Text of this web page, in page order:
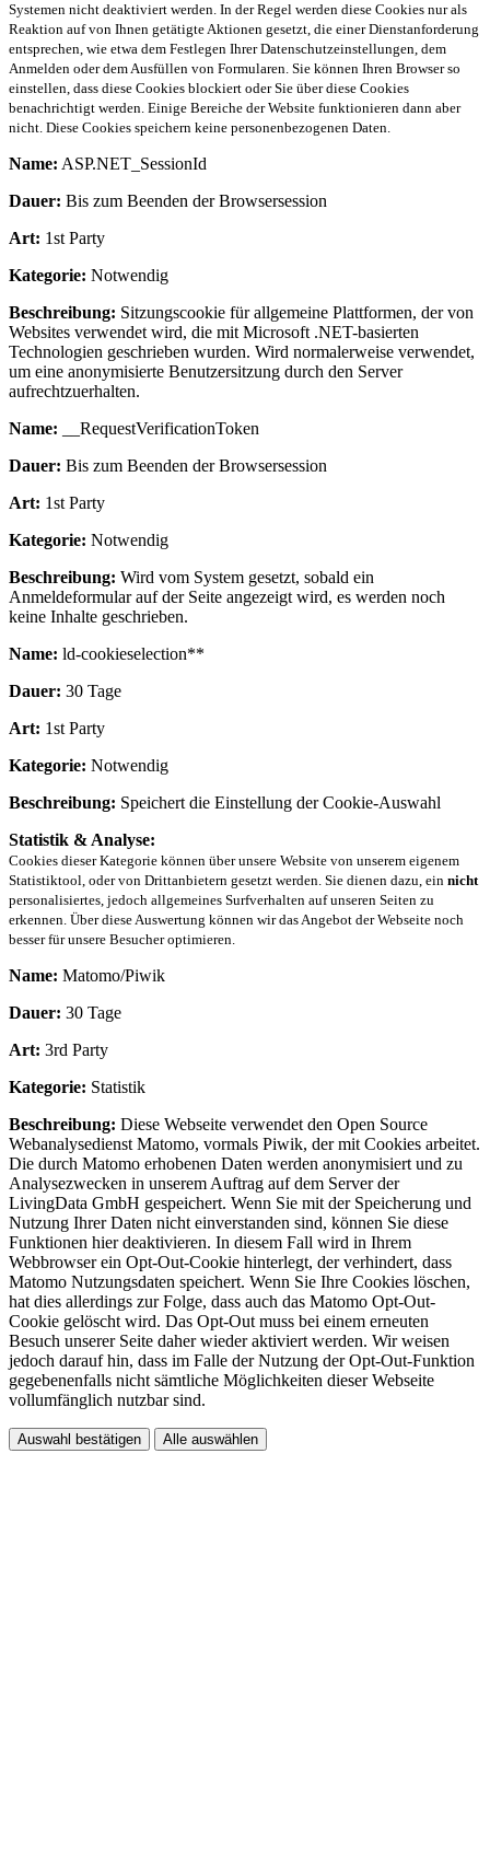
Systemen nicht deaktiviert werden. In der Regel werden diese Cookies nur als
Reaktion auf von Ihnen getätigte Aktionen gesetzt, die einer Dienstanforderung
entsprechen, wie etwa dem Festlegen Ihrer Datenschutzeinstellungen, dem
Anmelden oder dem Ausfüllen von Formularen. Sie können Ihren Browser so
einstellen, dass diese Cookies blockiert oder Sie über diese Cookies
benachrichtigt werden. Einige Bereiche der Website funktionieren dann aber
nicht. Diese Cookies speichern keine personenbezogenen Daten.
Name: ASP.NET_SessionId
Dauer: Bis zum Beenden der Browsersession
Art: 1st Party
Kategorie: Notwendig
Beschreibung: Sitzungscookie für allgemeine Plattformen, der von
Websites verwendet wird, die mit Microsoft .NET-basierten
Technologien geschrieben wurden. Wird normalerweise verwendet,
um eine anonymisierte Benutzersitzung durch den Server
aufrechtzuerhalten.
Name: __RequestVerificationToken
Dauer: Bis zum Beenden der Browsersession
Art: 1st Party
Kategorie: Notwendig
Beschreibung: Wird vom System gesetzt, sobald ein
Anmeldeformular auf der Seite angezeigt wird, es werden noch
keine Inhalte geschrieben.
Name: ld-cookieselection**
Dauer: 30 Tage
Art: 1st Party
Kategorie: Notwendig
Beschreibung: Speichert die Einstellung der Cookie-Auswahl
Statistik & Analyse:
Cookies dieser Kategorie können über unsere Website von unserem eigenem
Statistiktool, oder von Drittanbietern gesetzt werden. Sie dienen dazu, ein nicht
personalisiertes, jedoch allgemeines Surfverhalten auf unseren Seiten zu
erkennen. Über diese Auswertung können wir das Angebot der Webseite noch
besser für unsere Besucher optimieren.
Name: Matomo/Piwik
Dauer: 30 Tage
Art: 3rd Party
Kategorie: Statistik
Beschreibung: Diese Webseite verwendet den Open Source
Webanalysedienst Matomo, vormals Piwik, der mit Cookies arbeitet.
Die durch Matomo erhobenen Daten werden anonymisiert und zu
Analysezwecken in unserem Auftrag auf dem Server der
LivingData GmbH gespeichert. Wenn Sie mit der Speicherung und
Nutzung Ihrer Daten nicht einverstanden sind, können Sie diese
Funktionen hier deaktivieren. In diesem Fall wird in Ihrem
Webbrowser ein Opt-Out-Cookie hinterlegt, der verhindert, dass
Matomo Nutzungsdaten speichert. Wenn Sie Ihre Cookies löschen,
hat dies allerdings zur Folge, dass auch das Matomo Opt-Out-
Cookie gelöscht wird. Das Opt-Out muss bei einem erneuten
Besuch unserer Seite daher wieder aktiviert werden. Wir weisen
jedoch darauf hin, dass im Falle der Nutzung der Opt-Out-Funktion
gegebenenfalls nicht sämtliche Möglichkeiten dieser Webseite
vollumfänglich nutzbar sind.
Auswahl bestätigen Alle auswählen